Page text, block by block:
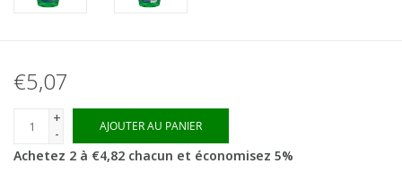
€5,07
+
-
AJOUTER AU PANIER
Achetez 2 à €4,82 chacun et économisez 5%